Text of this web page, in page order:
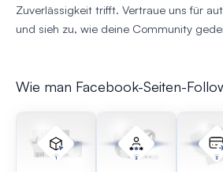
Zuverlässigkeit trifft. Vertraue uns für
und sieh zu, wie deine Community
Wie man Facebook-Seiten-